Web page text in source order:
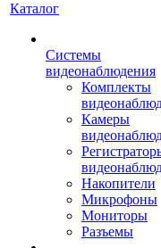
Каталог
Системы
видеонаблюдения
Комплекты
Камеры
Накопители
Микрофоны
Мониторы
Разъемы